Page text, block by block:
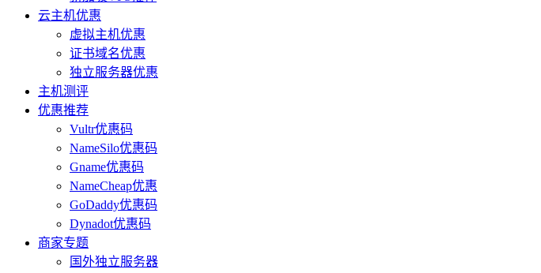
云主机优惠
虚拟主机优惠
证书域名优惠
独立服务器优惠
主机测评
优惠推荐
Vultr优惠码
NameSilo优惠码
Gname优惠码
NameCheap优惠
GoDaddy优惠码
Dynadot优惠码
商家专题
国外独立服务器